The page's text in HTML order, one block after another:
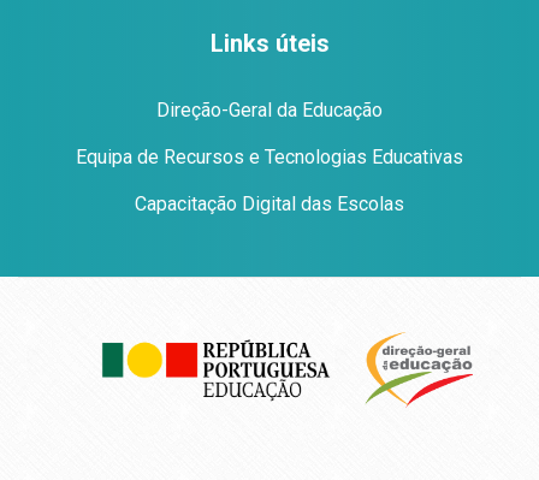
Links úteis
Direção-Geral da Educação
Equipa de Recursos e Tecnologias Educativas
Capacitação Digital das Escolas